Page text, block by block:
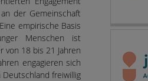
der Gemeinschaft
empirische Basis
Menschen ist
von 18 bis 21 Jahren
engagieren sich
freiwillig